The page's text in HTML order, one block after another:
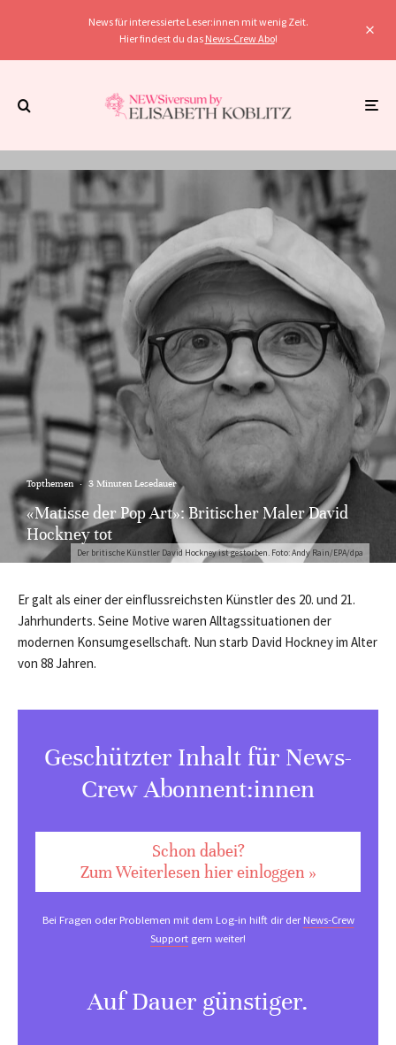
News für interessierte Leser:innen mit wenig Zeit.
Hier findest du das News-Crew Abo!
Der britische Künstler David Hockney ist gestorben. Foto: Andy Rain/EPA/dpa
Topthemen · 3 Minuten Lesedauer
«Matisse der Pop Art»: Britischer Maler David
Hockney tot
Er galt als einer der einflussreichsten Künstler des 20. und 21.
Jahrhunderts. Seine Motive waren Alltagssituationen der
modernen Konsumgesellschaft. Nun starb David Hockney im Alter
von 88 Jahren.
Geschützter Inhalt für News-
Crew Abonnent:innen
Schon dabei?
Zum Weiterlesen hier einloggen »
Bei Fragen oder Problemen mit dem Log-in hilft dir derNews-Crew
Support gern weiter!
Auf Dauer günstiger.